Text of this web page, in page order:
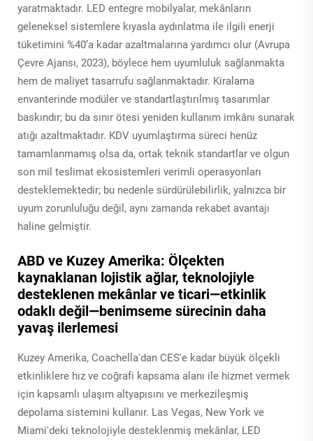
yaratmaktadır. LED entegre mobilyalar, mekânların
geleneksel sistemlere kıyasla aydınlatma ile ilgili enerji
tüketimini %40’a kadar azaltmalarına yardımcı olur (Avrupa
Çevre Ajansı, 2023), böylece hem uyumluluk sağlanmakta
hem de maliyet tasarrufu sağlanmaktadır. Kiralama
envanterinde modüler ve standartlaştırılmış tasarımlar
baskındır; bu da sınır ötesi yeniden kullanım imkânı sunarak
atığı azaltmaktadır. KDV uyumlaştırma süreci henüz
tamamlanmamış olsa da, ortak teknik standartlar ve olgun
son mil teslimat ekosistemleri verimli operasyonları
desteklemektedir; bu nedenle sürdürülebilirlik, yalnızca bir
uyum zorunluluğu değil, aynı zamanda rekabet avantajı
haline gelmiştir.
ABD ve Kuzey Amerika: Ölçekten
kaynaklanan lojistik ağlar, teknolojiyle
desteklenen mekânlar ve ticari—etkinlik
odaklı değil—benimseme sürecinin daha
yavaş ilerlemesi
Kuzey Amerika, Coachella'dan CES'e kadar büyük ölçekli
etkinliklere hız ve coğrafi kapsama alanı ile hizmet vermek
için kapsamlı ulaşım altyapısını ve merkezileşmiş
depolama sistemini kullanır. Las Vegas, New York ve
Miami'deki teknolojiyle desteklenmiş mekânlar, LED